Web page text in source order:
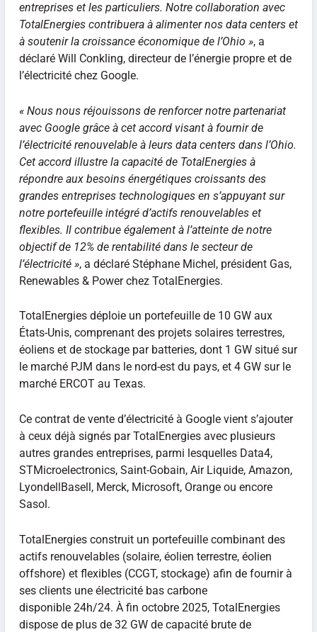
entreprises et les particuliers. Notre collaboration avec
TotalEnergies contribuera à alimenter nos data centers et
à soutenir la croissance économique de l’Ohio », a
déclaré Will Conkling, directeur de l’énergie propre et de
l’électricité chez Google.
« Nous nous réjouissons de renforcer notre partenariat
avec Google grâce à cet accord visant à fournir de
l’électricité renouvelable à leurs data centers dans l’Ohio.
Cet accord illustre la capacité de TotalEnergies à
répondre aux besoins énergétiques croissants des
grandes entreprises technologiques en s’appuyant sur
notre portefeuille intégré d’actifs renouvelables et
flexibles. Il contribue également à l’atteinte de notre
objectif de 12% de rentabilité dans le secteur de
l’électricité », a déclaré Stéphane Michel, président Gas,
Renewables & Power chez TotalEnergies.
TotalEnergies déploie un portefeuille de 10 GW aux
États-Unis, comprenant des projets solaires terrestres,
éoliens et de stockage par batteries, dont 1 GW situé sur
le marché PJM dans le nord-est du pays, et 4 GW sur le
marché ERCOT au Texas.
Ce contrat de vente d’électricité à Google vient s’ajouter
à ceux déjà signés par TotalEnergies avec plusieurs
autres grandes entreprises, parmi lesquelles Data4,
STMicroelectronics, Saint-Gobain, Air Liquide, Amazon,
LyondellBasell, Merck, Microsoft, Orange ou encore
Sasol.
TotalEnergies construit un portefeuille combinant des
actifs renouvelables (solaire, éolien terrestre, éolien
offshore) et flexibles (CCGT, stockage) afin de fournir à
ses clients une électricité bas carbone
disponible 24h/24. À fin octobre 2025, TotalEnergies
dispose de plus de 32 GW de capacité brute de